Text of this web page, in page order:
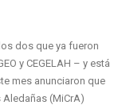
dos que ya fueron
y CEGELAH – y está
mes anunciaron que
(MiCrA)